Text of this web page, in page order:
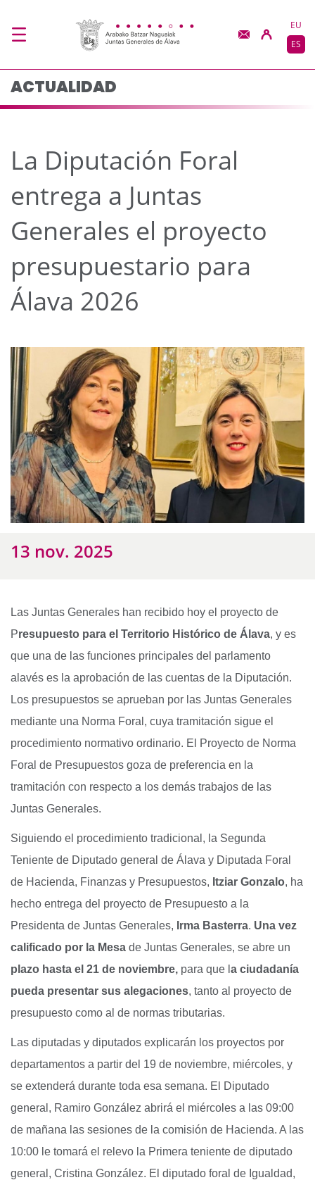
La Diputación Foral
EU
ES
ACTUALIDAD
La Diputación Foral
entrega a Juntas
Generales el proyecto
presupuestario para
Álava 2026
13 nov. 2025
Las Juntas Generales han recibido hoy el proyecto de
Presupuesto para el Territorio Histórico de Álava, y es
que una de las funciones principales del parlamento
alavés es la aprobación de las cuentas de la Diputación.
Los presupuestos se aprueban por las Juntas Generales
mediante una Norma Foral, cuya tramitación sigue el
procedimiento normativo ordinario. El Proyecto de Norma
Foral de Presupuestos goza de preferencia en la
tramitación con respecto a los demás trabajos de las
Juntas Generales.
Siguiendo el procedimiento tradicional, la Segunda
Teniente de Diputado general de Álava y Diputada Foral
de Hacienda, Finanzas y Presupuestos, Itziar Gonzalo, ha
hecho entrega del proyecto de Presupuesto a la
Presidenta de Juntas Generales, Irma Basterra. Una vez
calificado por la Mesa de Juntas Generales, se abre un
plazo hasta el 21 de noviembre, para que l a ciudadanía
pueda presentar sus alegaciones, tanto al proyecto de
presupuesto como al de normas tributarias.
Las diputadas y diputados explicarán los proyectos por
departamentos a partir del 19 de noviembre, miércoles, y
se extenderá durante toda esa semana. El Diputado
general, Ramiro González abrirá el miércoles a las 09:00
de mañana las sesiones de la comisión de Hacienda. A las
10:00 le tomará el relevo la Primera teniente de diputado
general, Cristina González. El diputado foral de Igualdad,